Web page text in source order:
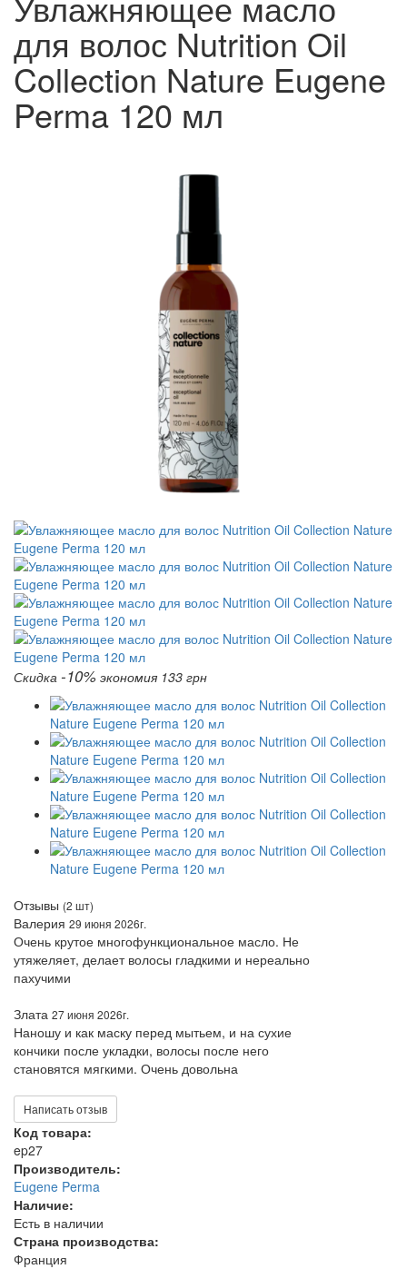
для волос Nutrition Oil
Collection Nature Eugene
Perma 120 мл
Скидка -10% экономия 133 грн
Отзывы (2 шт)
Валерия 29 июня 2026г.
Очень крутое многофункциональное масло. Не
утяжеляет, делает волосы гладкими и нереально
пахучими
Злата 27 июня 2026г.
Наношу и как маску перед мытьем, и на сухие
кончики после укладки, волосы после него
становятся мягкими. Очень довольна
Написать отзыв
Код товара:
ep27
Производитель:
Eugene Perma
Наличие:
Есть в наличии
Страна производства:
Франция